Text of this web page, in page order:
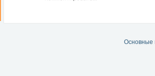
Основные